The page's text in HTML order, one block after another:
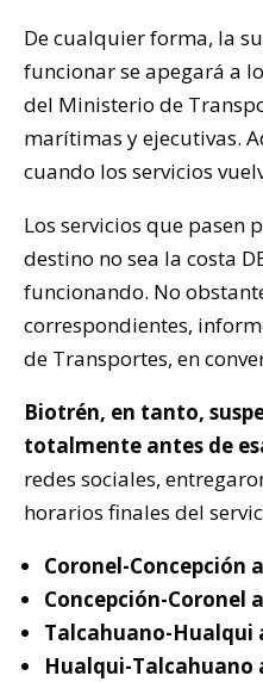
De cualquier forma, la
funcionar se apegará a
del Ministerio de
marítimas y ejecutivas.
cuando los servicios
Los servicios que pasen
destino no sea la costa
funcionando. No
correspondientes,
de Transportes, en
Biotrén, en tanto,
totalmente antes de
redes sociales,
horarios finales del
Coronel-Concepción
Concepción-Coronel
Talcahuano-Hualqui
Hualqui-Talcahuano